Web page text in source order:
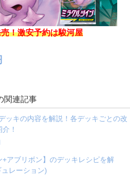
！激安予約は駿河屋
関連記事
ッキの内容を解説！各デッキごとの改
！
+アブリボン】のデッキレシピを解
レーション)